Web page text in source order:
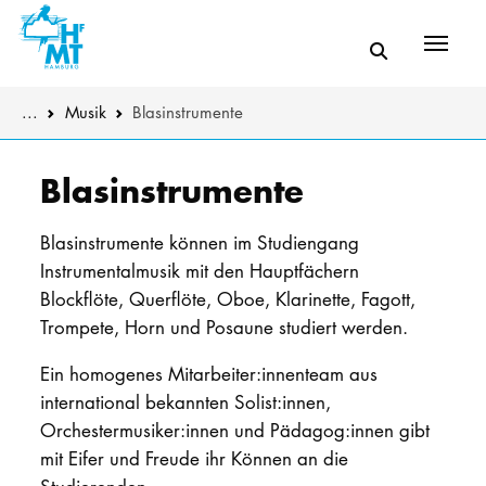
You are here:
... Musik Blasinstrumente
Blasinstrumente
Blasinstrumente können im Studiengang
Instrumentalmusik mit den Hauptfächern
Blockflöte, Querflöte, Oboe, Klarinette, Fagott,
Trompete, Horn und Posaune studiert werden.
Ein homogenes Mitarbeiter:innenteam aus
international bekannten Solist:innen,
Orchestermusiker:innen und Pädagog:innen gibt
mit Eifer und Freude ihr Können an die
Weitere
Klangkörper